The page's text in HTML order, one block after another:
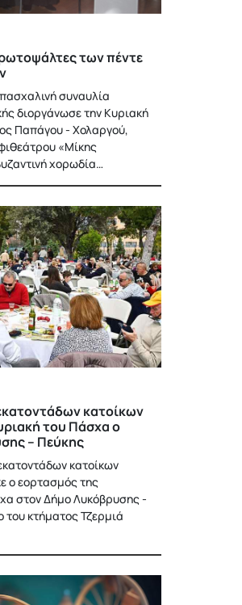
των πέντε
συναυλία
διοργάνωσε την Κυριακή
Παπάγου - Χολαργού,
«Μίκης
χορωδία…
κατοίκων
του Πάσχα ο
– Πεύκης
κατοίκων
ο εορτασμός της
στον Δήμο Λυκόβρυσης -
κτήματος Τζερμιά